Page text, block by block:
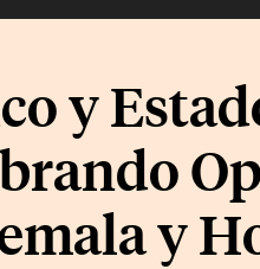
y
y